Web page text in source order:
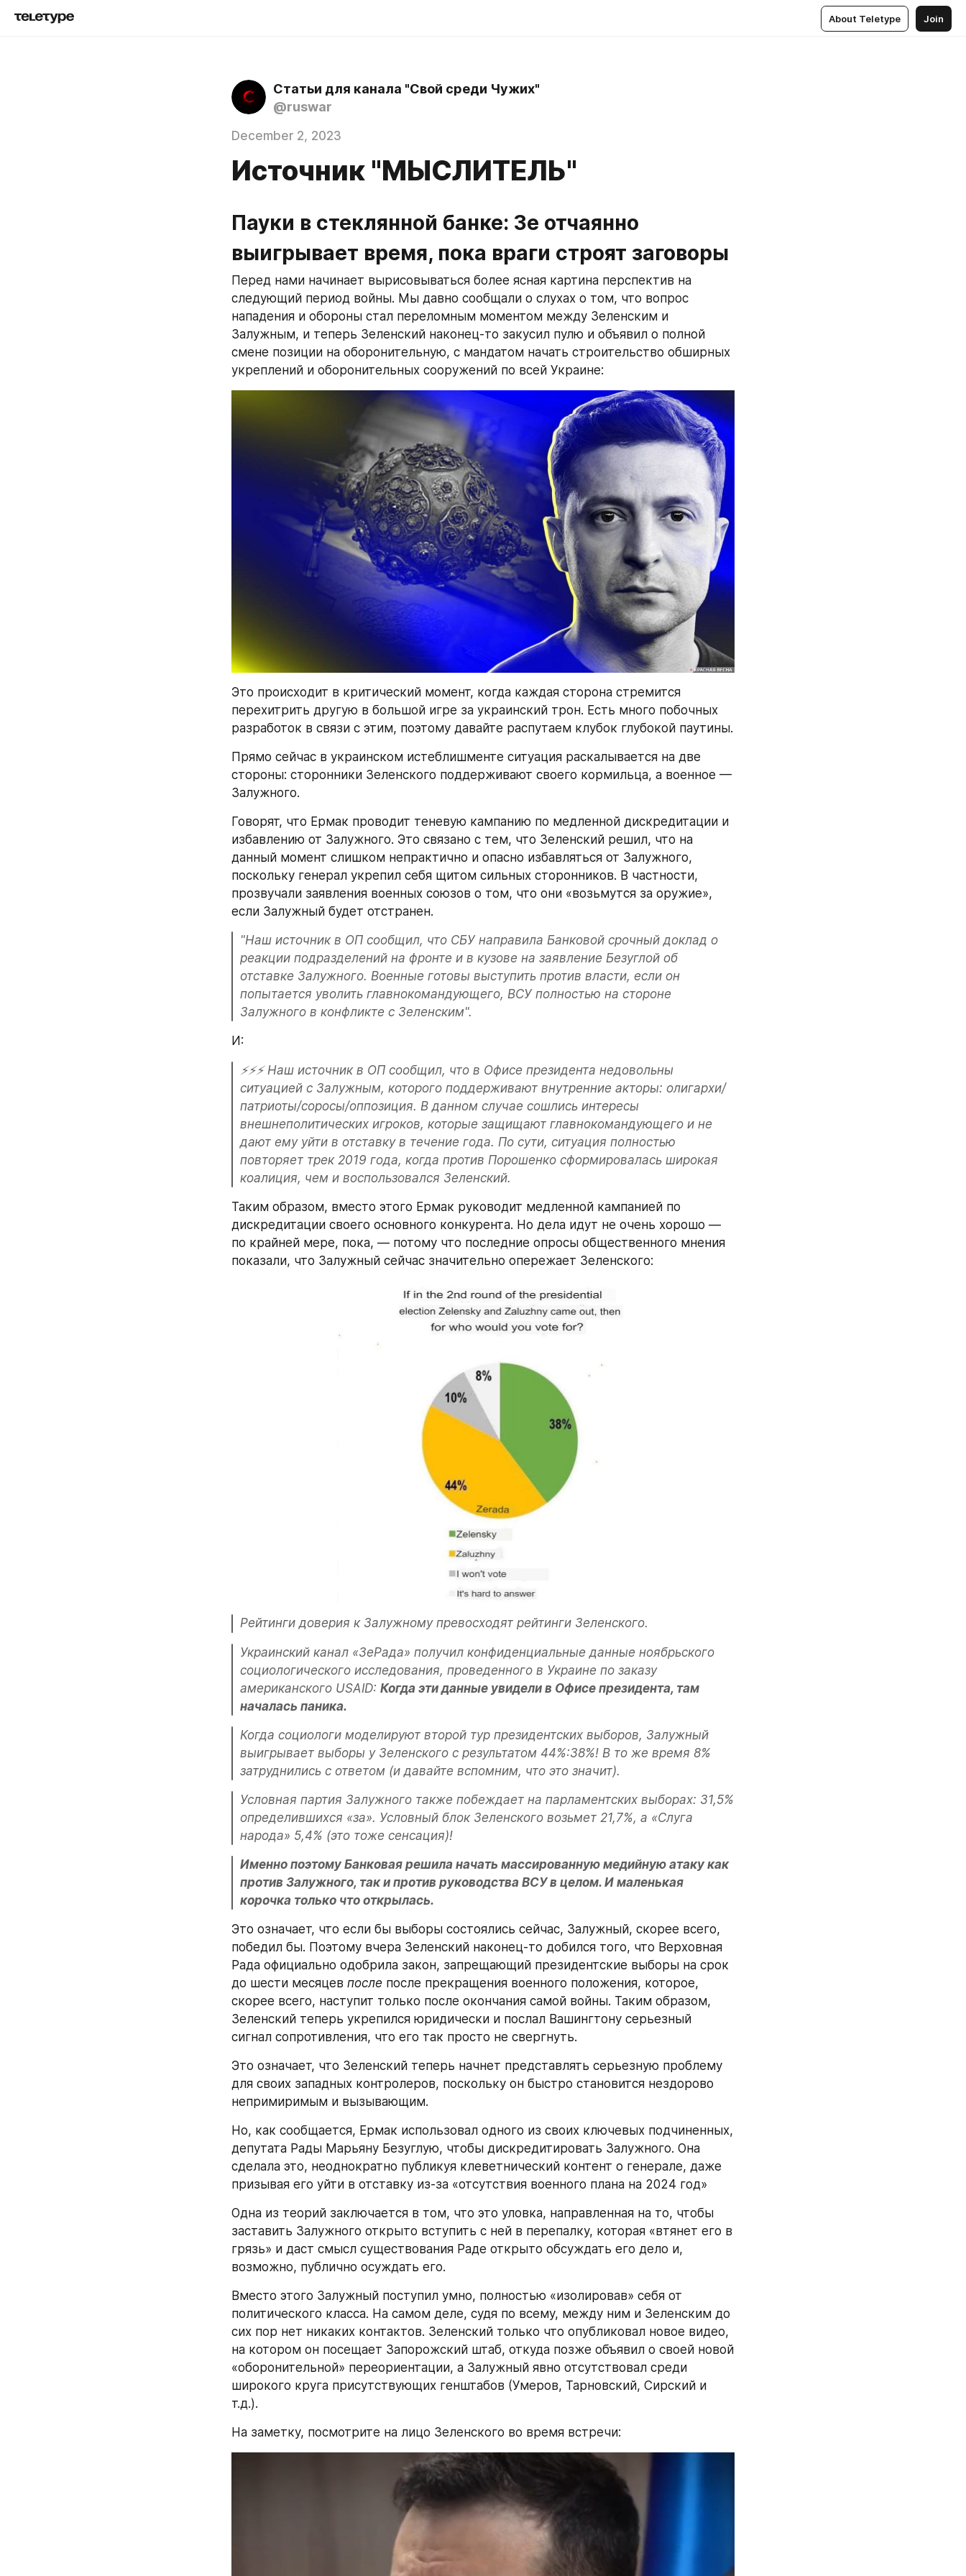
About Teletype Join
Статьи для канала "Свой среди Чужих"
@ruswar
December 2, 2023
Источник "МЫСЛИТЕЛЬ"
Пауки в стеклянной банке: Зе отчаянно
выигрывает время, пока враги строят заговоры
Перед нами начинает вырисовываться более ясная картина перспектив на
следующий период войны. Мы давно сообщали о слухах о том, что вопрос
нападения и обороны стал переломным моментом между Зеленским и
Залужным, и теперь Зеленский наконец-то закусил пулю и объявил о полной
смене позиции на оборонительную, с мандатом начать строительство обширных
укреплений и оборонительных сооружений по всей Украине:
Это происходит в критический момент, когда каждая сторона стремится
перехитрить другую в большой игре за украинский трон. Есть много побочных
разработок в связи с этим, поэтому давайте распутаем клубок глубокой паутины.
Прямо сейчас в украинском истеблишменте ситуация раскалывается на две
стороны: сторонники Зеленского поддерживают своего кормильца, а военное —
Залужного.
Говорят, что Ермак проводит теневую кампанию по медленной дискредитации и
избавлению от Залужного. Это связано с тем, что Зеленский решил, что на
данный момент слишком непрактично и опасно избавляться от Залужного,
поскольку генерал укрепил себя щитом сильных сторонников. В частности,
прозвучали заявления военных союзов о том, что они «возьмутся за оружие»,
если Залужный будет отстранен.
"Наш источник в ОП сообщил, что СБУ направила Банковой срочный доклад о
реакции подразделений на фронте и в кузове на заявление Безуглой об
отставке Залужного. Военные готовы выступить против власти, если он
попытается уволить главнокомандующего, ВСУ полностью на стороне
Залужного в конфликте с Зеленским".
И:
⚡️⚡️⚡️ Наш источник в ОП сообщил, что в Офисе президента недовольны
ситуацией с Залужным, которого поддерживают внутренние акторы: олигархи/
патриоты/соросы/оппозиция. В данном случае сошлись интересы
внешнеполитических игроков, которые защищают главнокомандующего и не
дают ему уйти в отставку в течение года. По сути, ситуация полностью
повторяет трек 2019 года, когда против Порошенко сформировалась широкая
коалиция, чем и воспользовался Зеленский.
Таким образом, вместо этого Ермак руководит медленной кампанией по
дискредитации своего основного конкурента. Но дела идут не очень хорошо —
по крайней мере, пока, — потому что последние опросы общественного мнения
показали, что Залужный сейчас значительно опережает Зеленского:
Рейтинги доверия к Залужному превосходят рейтинги Зеленского.
Украинский канал «ЗеРада» получил конфиденциальные данные ноябрьского
социологического исследования, проведенного в Украине по заказу
американского USAID: Когда эти данные увидели в Офисе президента, там
началась паника.
Когда социологи моделируют второй тур президентских выборов, Залужный
выигрывает выборы у Зеленского с результатом 44%:38%! В то же время 8%
затруднились с ответом (и давайте вспомним, что это значит).
Условная партия Залужного также побеждает на парламентских выборах: 31,5%
определившихся «за». Условный блок Зеленского возьмет 21,7%, а «Слуга
народа» 5,4% (это тоже сенсация)!
Именно поэтому Банковая решила начать массированную медийную атаку как
против Залужного, так и против руководства ВСУ в целом. И маленькая
корочка только что открылась.
Это означает, что если бы выборы состоялись сейчас, Залужный, скорее всего,
победил бы. Поэтому вчера Зеленский наконец-то добился того, что Верховная
Рада официально одобрила закон, запрещающий президентские выборы на срок
до шести месяцев после после прекращения военного положения, которое,
скорее всего, наступит только после окончания самой войны. Таким образом,
Зеленский теперь укрепился юридически и послал Вашингтону серьезный
сигнал сопротивления, что его так просто не свергнуть.
Это означает, что Зеленский теперь начнет представлять серьезную проблему
для своих западных контролеров, поскольку он быстро становится нездорово
непримиримым и вызывающим.
Но, как сообщается, Ермак использовал одного из своих ключевых подчиненных,
депутата Рады Марьяну Безуглую, чтобы дискредитировать Залужного. Она
сделала это, неоднократно публикуя клеветнический контент о генерале, даже
призывая его уйти в отставку из-за «отсутствия военного плана на 2024 год»
Одна из теорий заключается в том, что это уловка, направленная на то, чтобы
заставить Залужного открыто вступить с ней в перепалку, которая «втянет его в
грязь» и даст смысл существования Раде открыто обсуждать его дело и,
возможно, публично осуждать его.
Вместо этого Залужный поступил умно, полностью «изолировав» себя от
политического класса. На самом деле, судя по всему, между ним и Зеленским до
сих пор нет никаких контактов. Зеленский только что опубликовал новое видео,
на котором он посещает Запорожский штаб, откуда позже объявил о своей новой
«оборонительной» переориентации, а Залужный явно отсутствовал среди
широкого круга присутствующих генштабов (Умеров, Тарновский, Сирский и
т.д.).
На заметку, посмотрите на лицо Зеленского во время встречи: